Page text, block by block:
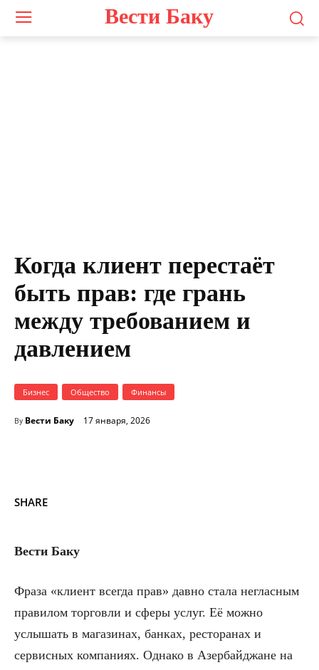
Вести Баку
Когда клиент перестаёт
быть прав: где грань
между требованием и
давлением
Бизнес Общество Финансы
By Вести Баку 17 января, 2026
SHARE
Вести Баку
Фраза «клиент всегда прав» давно стала негласным
правилом торговли и сферы услуг. Её можно
услышать в магазинах, банках, ресторанах и
сервисных компаниях. Однако в Азербайджане на